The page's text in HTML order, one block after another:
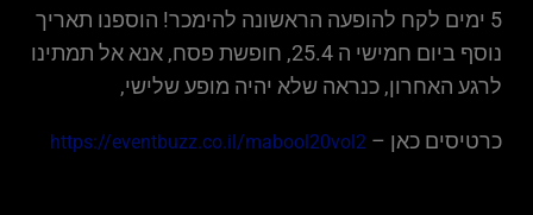
5 ימים לקח להופעה הראשונה להימכר! הוספנו תאריך
נוסף ביום חמישי ה 25.4, חופשת פסח, אנא אל תמתינו
לרגע האחרון, כנראה שלא יהיה מופע שלישי,
כרטיסים כאן – https://eventbuzz.co.il/mabool20vol2